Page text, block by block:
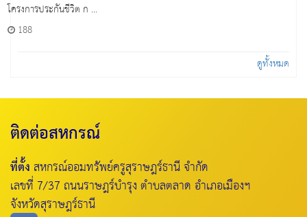
โครงการประกันชีวิต ก ...
188
ดูทั้งหมด
ติดต่อสหกรณ์
ที่ตั้งสหกรณ์ออมทรัพย์ครูสุราษฎร์ธานี จำกัด
เลขที่ 7/37 ถนนราษฎร์บำรุง ตำบลตลาด อำเภอเมืองฯ
จังหวัดสุราษฎร์ธานี